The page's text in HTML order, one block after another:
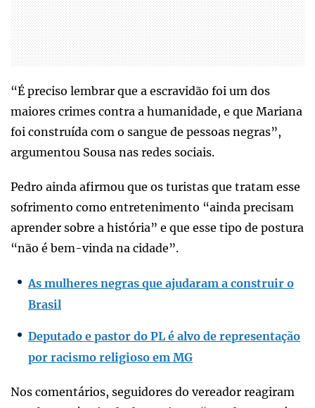
“É preciso lembrar que a escravidão foi um dos
maiores crimes contra a humanidade, e que Mariana
foi construída com o sangue de pessoas negras”,
argumentou Sousa nas redes sociais.
Pedro ainda afirmou que os turistas que tratam esse
sofrimento como entretenimento “ainda precisam
aprender sobre a história” e que esse tipo de postura
“não é bem-vinda na cidade”.
As mulheres negras que ajudaram a construir o
Brasil
Deputado e pastor do PL é alvo de representação
por racismo religioso em MG
Nos comentários, seguidores do vereador reagiram